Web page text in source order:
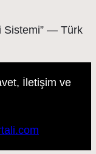
Sistemi” — Türk
İletişim ve